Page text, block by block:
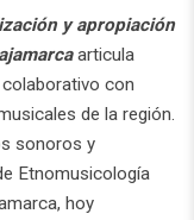
y apropiación
articula
con
de la región.
sonoros y
Etnomusicología
hoy